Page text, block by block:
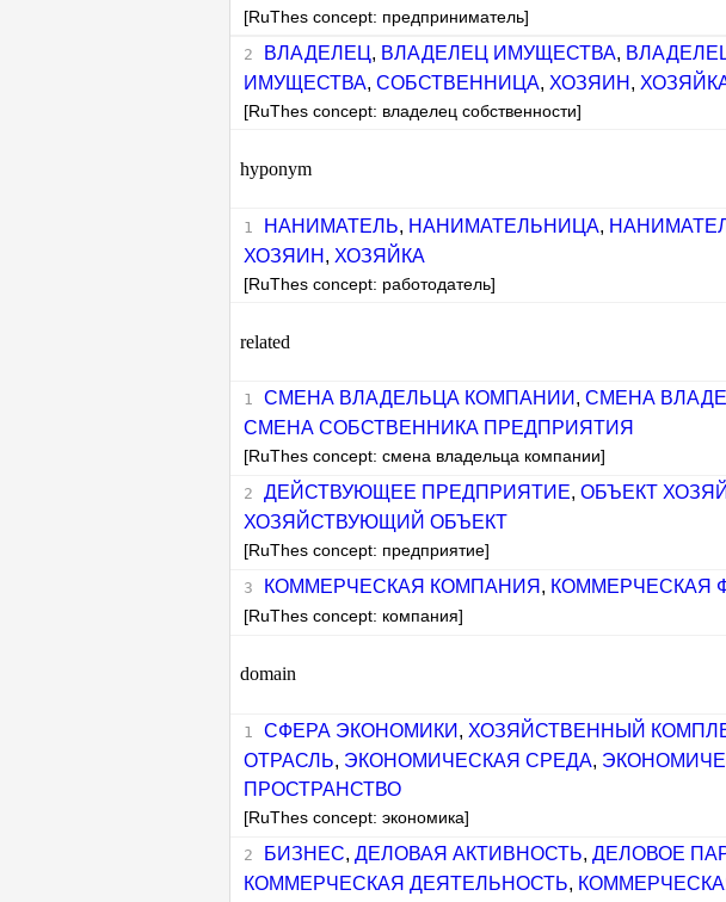
[RuThes concept: предприниматель]
ВЛАДЕЛЕЦ , ВЛАДЕЛЕЦ ИМУЩЕСТВА,
ИМУЩЕСТВА,СОБСТВЕННИЦА, ХОЗЯИН ,
[RuThes concept: владелец собственности]
hyponym
НАНИМАТЕЛЬ, НАНИМАТЕЛЬНИЦА,
ХОЗЯИН , ХОЗЯЙКА
[RuThes concept: работодатель]
related
СМЕНА ВЛАДЕЛЬЦА КОМПАНИИ , СМЕНА
СМЕНА СОБСТВЕННИКА ПРЕДПРИЯТИЯ
[RuThes concept: смена владельца компании]
ДЕЙСТВУЮЩЕЕ ПРЕДПРИЯТИЕ, ОБЪЕКТ
ХОЗЯЙСТВУЮЩИЙ ОБЪЕКТ
[RuThes concept: предприятие]
КОММЕРЧЕСКАЯ КОМПАНИЯ , КОММЕРЧЕСКАЯ
[RuThes concept: компания]
domain
СФЕРА ЭКОНОМИКИ , ХОЗЯЙСТВЕННЫЙ
ОТРАСЛЬ, ЭКОНОМИЧЕСКАЯ СРЕДА,
ПРОСТРАНСТВО
[RuThes concept: экономика]
БИЗНЕС, ДЕЛОВАЯ АКТИВНОСТЬ, ДЕЛОВОЕ
КОММЕРЧЕСКАЯ ДЕЯТЕЛЬНОСТЬ,